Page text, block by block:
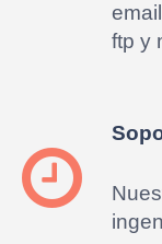
ftp y